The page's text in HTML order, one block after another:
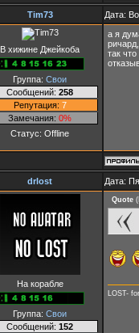
Tim73 Дата:
В хижине Джейкоба
Группа: Свои
Сообщений: 258
Репутация: 7
Замечания: 0%
Статус: Offline
а я
так
drlost Дата:
На корабле
Группа: Свои
Сообщений: 152
Quote (
LOST-